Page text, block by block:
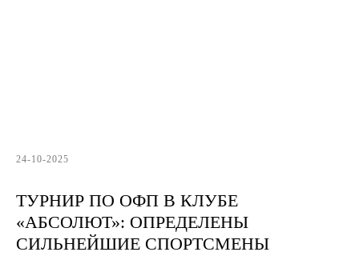
24-10-2025
ТУРНИР ПО ОФП В КЛУБЕ
«АБСОЛЮТ»: ОПРЕДЕЛЕНЫ
СИЛЬНЕЙШИЕ СПОРТСМЕНЫ